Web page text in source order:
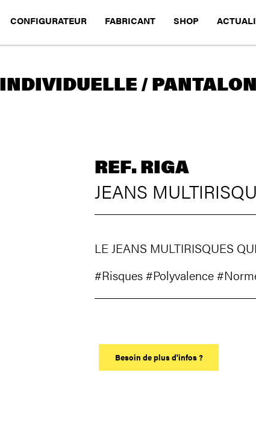
CONFIGURATEUR FABRICANT SHOP
/
REF. RIGA
JEANS
LE JEANS MULTIRISQUES
#Risques#Polyvalence
Besoin de plus d'infos ?